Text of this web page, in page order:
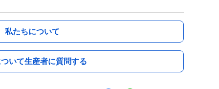
私たちについて
いて生産者に質問する